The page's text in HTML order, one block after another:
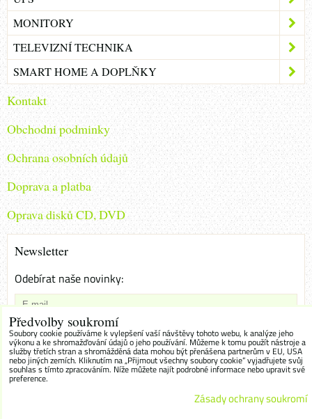
MONITORY
TELEVIZNÍ TECHNIKA
SMART HOME A DOPLŇKY
Kontakt
Obchodni podminky
Ochrana osobních údajů
Doprava a platba
Oprava disků CD, DVD
Newsletter
Odebírat naše novinky:
Chci se přihlásit k odběru novinek e-mailem
Odebírat
Předvolby soukromí
Soubory cookie používáme k vylepšení vaší návštěvy tohoto webu, k analýze jeho
výkonu a ke shromažďování údajů o jeho používání. Můžeme k tomu použít nástroje a
služby třetích stran a shromážděná data mohou být přenášena partnerům v EU, USA
nebo jiných zemích. Kliknutím na „Přijmout všechny soubory cookie“ vyjadřujete svůj
souhlas s tímto zpracováním. Níže můžete najít podrobné informace nebo upravit své
preference.
Zásady ochrany soukromí